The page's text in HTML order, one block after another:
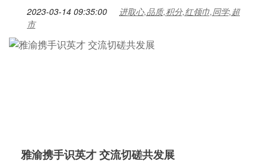
2023-03-14 09:35:00
进取心,品质,积分,红领巾,同学,超
市
雅渝携手识英才 交流切磋共发展